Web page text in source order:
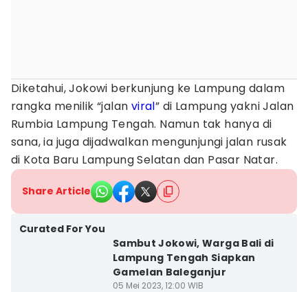
Diketahui, Jokowi berkunjung ke Lampung dalam
rangka menilik “jalan viral” di Lampung yakni Jalan
Rumbia Lampung Tengah. Namun tak hanya di
sana, ia juga dijadwalkan mengunjungi jalan rusak
di Kota Baru Lampung Selatan dan Pasar Natar.
Share Article
Curated For You
Sambut Jokowi, Warga Bali di
Lampung Tengah Siapkan
Gamelan Baleganjur
05 Mei 2023, 12:00 WIB